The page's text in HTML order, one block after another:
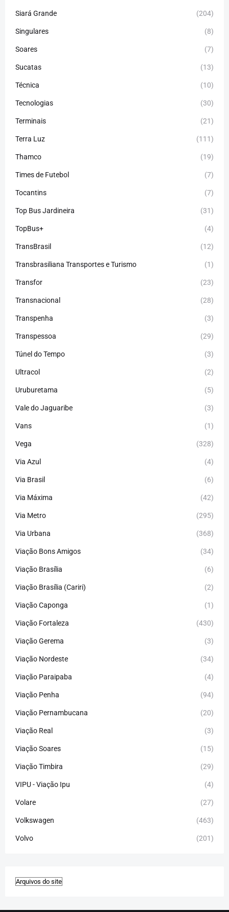
Siará Grande (204)
Singulares (8)
Soares (7)
Sucatas (13)
Técnica (10)
Tecnologias (30)
Terminais (21)
Terra Luz (111)
Thamco (19)
Times de Futebol (7)
Tocantins (7)
Top Bus Jardineira (31)
TopBus+ (4)
TransBrasil (12)
Transbrasiliana Transportes e Turismo (1)
Transfor (23)
Transnacional (28)
Transpenha (3)
Transpessoa (29)
Túnel do Tempo (3)
Ultracol (2)
Uruburetama (5)
Vale do Jaguaribe (3)
Vans (1)
Vega (328)
Via Azul (4)
Via Brasil (6)
Via Máxima (42)
Via Metro (295)
Via Urbana (368)
Viação Bons Amigos (34)
Viação Brasília (6)
Viação Brasília (Cariri) (2)
Viação Caponga (1)
Viação Fortaleza (430)
Viação Gerema (3)
Viação Nordeste (34)
Viação Paraipaba (4)
Viação Penha (94)
Viação Pernambucana (20)
Viação Real (3)
Viação Soares (15)
Viação Timbira (29)
VIPU - Viação Ipu (4)
Volare (27)
Volkswagen (463)
Volvo (201)